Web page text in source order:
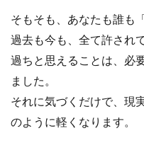
そもそも、あなたも誰も
過去も今も、全て許され
過ちと思えることは、必
ました。
それに気づくだけで、現
のように軽くなります。